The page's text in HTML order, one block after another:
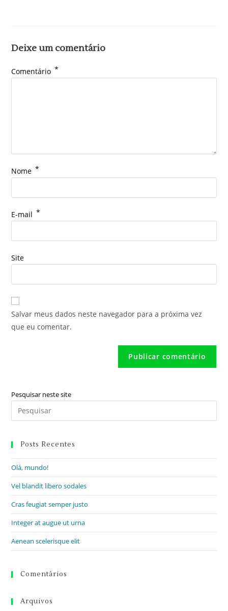
Deixe um comentário
Comentário *
Nome *
E-mail *
Site
Salvar meus dados neste navegador para a próxima vez
que eu comentar.
Pesquisar neste site
Posts Recentes
Olá, mundo!
Vel blandit libero sodales
Cras feugiat semper justo
Integer at augue ut urna
Aenean scelerisque elit
Comentários
Arquivos